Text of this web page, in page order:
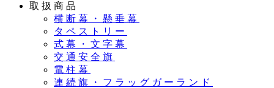
取扱商品
横断幕・懸垂幕
タペストリー
式幕・文字幕
交通安全旗
電柱幕
連続旗・フラッグガーランド